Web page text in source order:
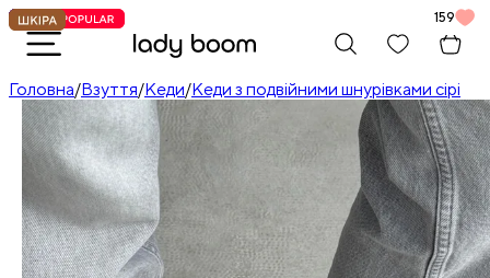
Головна/Взуття/Кеди/Кеди з подвійними шнурівками сірі
159